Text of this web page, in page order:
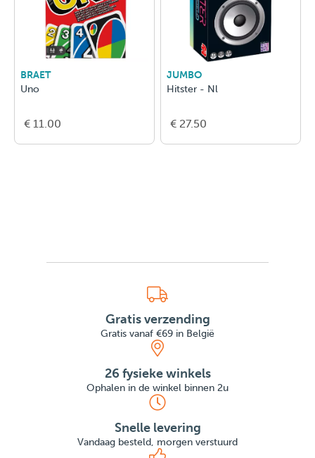
BRAET
Uno
€ 11.00
JUMBO
Hitster - Nl
€ 27.50
Gratis verzending
Gratis vanaf €69 in België
26 fysieke winkels
Ophalen in de winkel binnen 2u
Snelle levering
Vandaag besteld, morgen verstuurd